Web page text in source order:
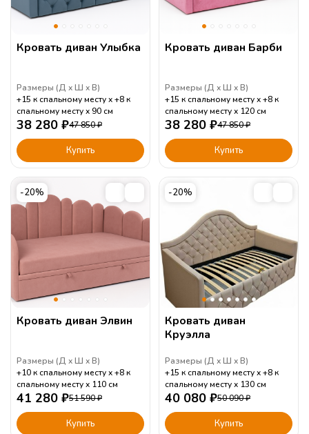
Кровать диван Улыбка
Размеры (Д Ш В)
+15 к спальному месту
+8 к
спальному месту
90 см
38 280 ₽47 850₽
Купить
Кровать диван Барби
Размеры (Д Ш В)
+15 к спальному месту
+8 к
спальному месту
120 см
38 280 ₽47 850₽
Купить
-20%
Кровать диван Элвин
Размеры (Д Ш В)
+10 к спальному месту
+8 к
спальному месту
110 см
41 280 ₽51 590₽
Купить
-20%
Кровать диван
Круэлла
Размеры (Д Ш В)
+15 к спальному месту
+8 к
спальному месту
130 см
40 080 ₽50 090₽
Купить